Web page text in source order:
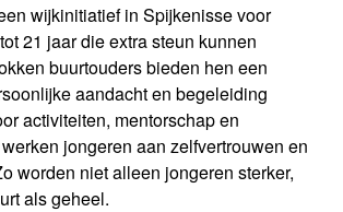
wijkinitiatief in Spijkenisse voor
21 jaar die extra steun kunnen
buurtouders bieden hen een
aandacht en begeleiding
activiteiten, mentorschap en
jongeren aan zelfvertrouwen en
worden niet alleen jongeren sterker,
als geheel.